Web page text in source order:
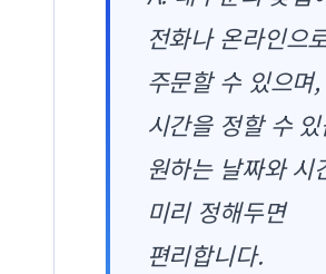
전화나 온라인으
주문할 수 있으며
시간을 정할 수
원하는 날짜와 시
미리 정해두면
편리합니다.